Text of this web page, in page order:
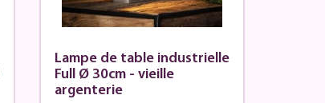
Lampe de table industrielle
Full Ø 30cm - vieille
argenterie